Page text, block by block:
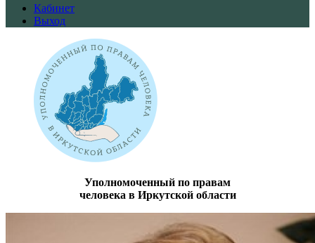
Кабинет
Выход
Уполномоченный по правам
человека в Иркутской области